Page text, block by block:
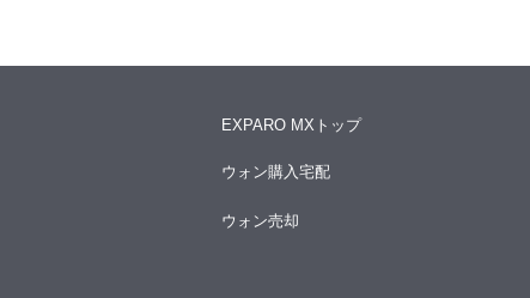
EXPARO MXトップ
ウォン購入宅配
ウォン売却